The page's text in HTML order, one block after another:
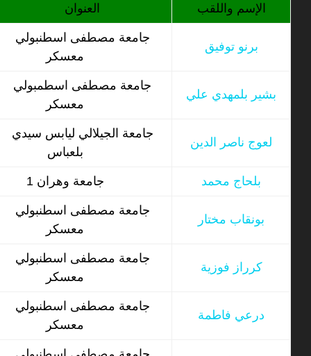
العنوان الإسم واللقب
جامعة مصطفى اسطنبولي
برنو توفيق
جامعة مصطفى اسطمبولي
بشير بلمهدي علي
جامعة الجيلالي ليابس سيدي
لعوج ناصر الدين
بلحاج محمد
جامعة مصطفى اسطنبولي
بونقاب مختار
جامعة مصطفى اسطنبولي
كرراز فوزية
جامعة مصطفى اسطنبولي
درعي فاطمة